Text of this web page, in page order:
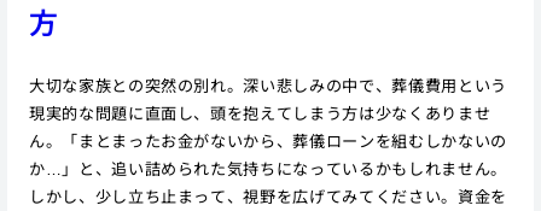
方
大切な家族との突然の別れ。深い悲しみの中で、葬儀費用という
現実的な問題に直面し、頭を抱えてしまう方は少なくありませ
ん。「まとまったお金がないから、葬儀ローンを組むしかないの
か…」と、追い詰められた気持ちになっているかもしれません。
しかし、少し立ち止まって、視野を広げてみてください。資金を